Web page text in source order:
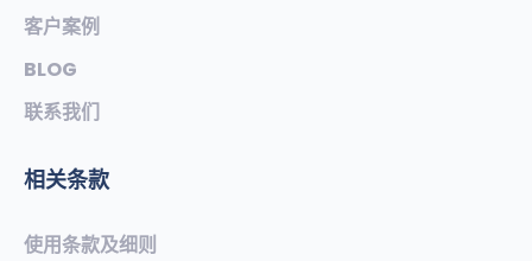
客户案例
BLOG
联系我们
相关条款
使用条款及细则